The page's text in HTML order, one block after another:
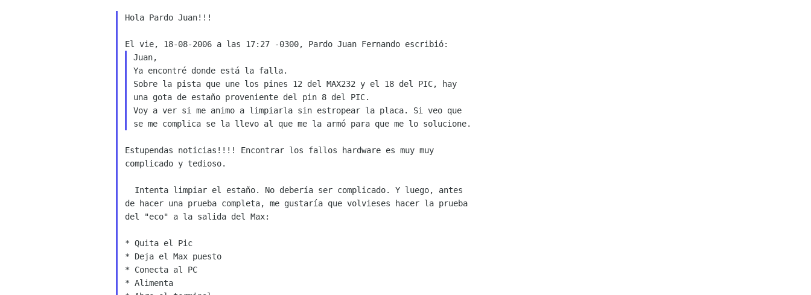
Hola Pardo Juan!!!
Juan,
Ya encontré donde está la falla.
Sobre la pista que une los pines 12 del MAX232 y el 18 del PIC, hay
una gota de estaño proveniente del pin 8 del PIC.
Voy a ver si me animo a limpiarla sin estropear la placa. Si veo que
Estupendas noticias!!!! Encontrar los fallos hardware es muy muy
complicado y tedioso.
de hacer una prueba completa, me gustaría que volvieses hacer la prueba
del "eco" a la salida del Max:
* Quita el Pic
* Deja el Max puesto
* Conecta al PC
* Alimenta